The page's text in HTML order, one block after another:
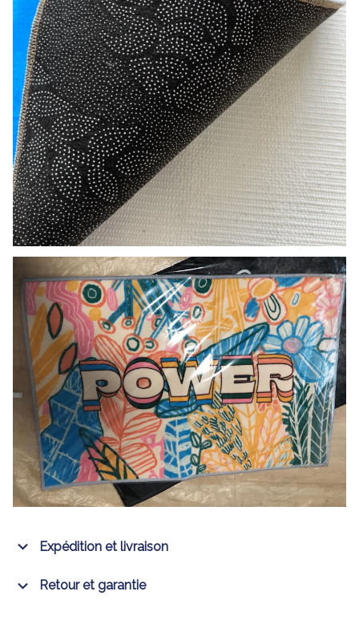
Expédition et livraison
Retour et garantie